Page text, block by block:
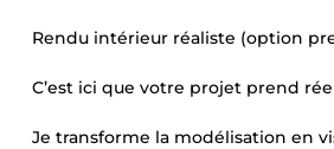
Rendu intérieur réaliste (option
C’est ici que votre projet prend
Je transforme la modélisation en